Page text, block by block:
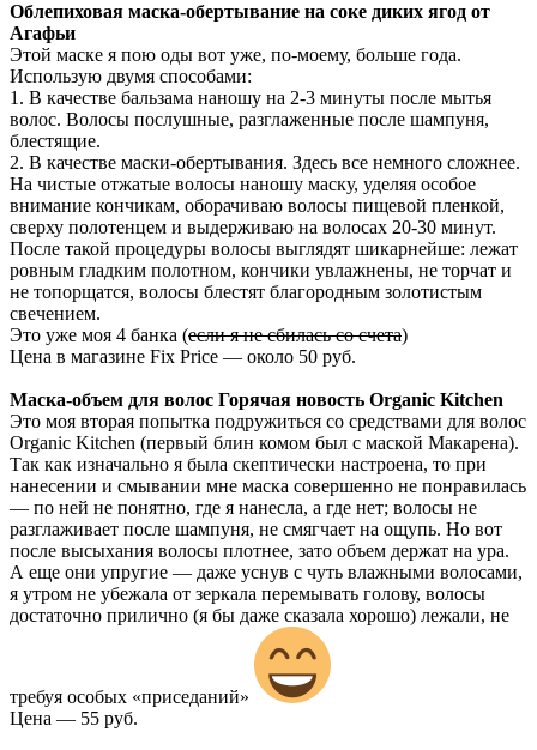
Облепиховая маска-обертывание на соке диких ягод от
Агафьи
Этой маске я пою оды вот уже, по-моему, больше года.
Использую двумя способами:
1. В качестве бальзама наношу на 2-3 минуты после мытья
волос. Волосы послушные, разглаженные после шампуня,
блестящие.
2. В качестве маски-обертывания. Здесь все немного сложнее.
На чистые отжатые волосы наношу маску, уделяя особое
внимание кончикам, оборачиваю волосы пищевой пленкой,
сверху полотенцем и выдерживаю на волосах 20-30 минут.
После такой процедуры волосы выглядят шикарнейше: лежат
ровным гладким полотном, кончики увлажнены, не торчат и
не топорщатся, волосы блестят благородным золотистым
свечением.
Это уже моя 4 банка (если я не сбилась со счета)
Цена в магазине Fix Price — около 50 руб.
Маска-объем для волос Горячая новость Organic Kitchen
Это моя вторая попытка подружиться со средствами для волос
Organic Kitchen (первый блин комом был с маской Макарена).
Так как изначально я была скептически настроена, то при
нанесении и смывании мне маска совершенно не понравилась
— по ней не понятно, где я нанесла, а где нет; волосы не
разглаживает после шампуня, не смягчает на ощупь. Но вот
после высыхания волосы плотнее, зато объем держат на ура.
А еще они упругие — даже уснув с чуть влажными волосами,
я утром не убежала от зеркала перемывать голову, волосы
достаточно прилично (я бы даже сказала хорошо) лежали, не
требуя особых «приседаний»
Цена — 55 руб.